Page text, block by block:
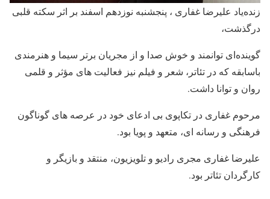
زنده‌یاد علیرضا غفاری ، پنجشنبه نوزدهم اسفند بر اثر سکته قلبی
درگذشت،
گوینده‌ای توانمند و خوش صدا و از مجریان برتر سیما و هنرمندی
باسابقه که در تئاتر، شعر و فیلم نیز فعالیت های مؤثر و قلمی
روان و توانا داشت.
مرحوم غفاری در تکاپوی بی ادعای خود در عرصه های گوناگون
فرهنگی و رسانه ای، متعهد و پویا بود.
علیرضا غفاری مجری رادیو و تلویزیون، منتقد و بازیگر و
کارگردان تئاتر بود.